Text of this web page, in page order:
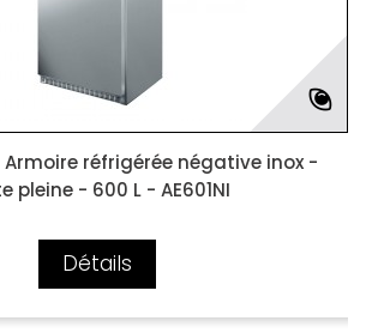
- Armoire réfrigérée négative inox -
pleine - 600 L - AE601NI
Détails